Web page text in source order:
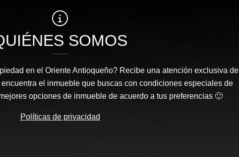
SOMOS
en el Oriente Antioqueño? Recibe una atención exclusiva de
el inmueble que buscas con condiciones especiales de
opciones de inmueble de acuerdo a tus preferencias 🙂
Políticas de privacidad